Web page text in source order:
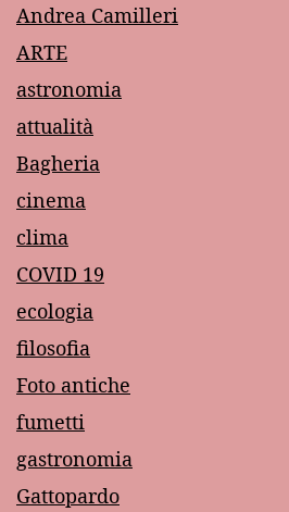
Andrea Camilleri
ARTE
astronomia
attualità
Bagheria
cinema
clima
COVID 19
ecologia
filosofia
Foto antiche
fumetti
gastronomia
Gattopardo